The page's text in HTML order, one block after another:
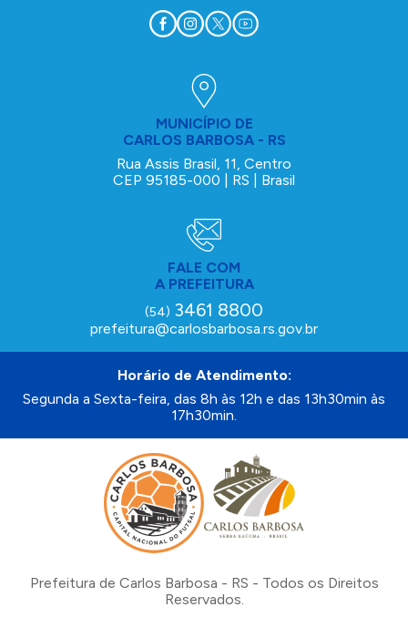
MUNICÍPIO DE
CARLOS BARBOSA - RS
Rua Assis Brasil, 11, Centro
CEP 95185-000 | RS | Brasil
FALE COM
A PREFEITURA
(54) 3461 8800
prefeitura@carlosbarbosa.rs.gov.br
Horário de Atendimento:
Segunda a Sexta-feira, das 8h às 12h e das 13h30min às
17h30min.
Prefeitura de Carlos Barbosa - RS - Todos os Direitos
Reservados.